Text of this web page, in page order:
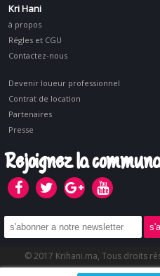
Kri Hani
à propos
Régles et CGU
Contactez-nous
Devenir loueur professionnel
Contrat de location
Partenaires
Presse
Rejoignez la
© 2017 Krihani.ma, Tous droits